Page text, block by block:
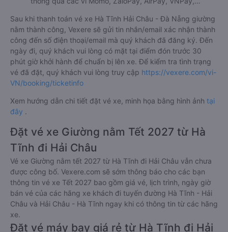
Sau khi thanh toán vé xe Hà Tĩnh Hải Châu - Đà Nẵng giường
nằm thành công, Vexere sẽ gửi tin nhắn/email xác nhận thành
công đến số điện thoại/email mà quý khách đã đăng ký. Đến
ngày đi, quý khách vui lòng có mặt tại điểm đón trước 30
phút giờ khởi hành để chuẩn bị lên xe. Để kiểm tra tình trạng
vé đã đặt, quý khách vui lòng truy cập https://vexere.com/vi-
VN/booking/ticketinfo
Xem hướng dẫn chi tiết đặt vé xe, minh họa bằng hình ảnh tại
đây .
Đặt vé xe Giường nằm Tết 2027 từ Hà
Tĩnh đi Hải Châu
Vé xe Giường nằm tết 2027 từ Hà Tĩnh đi Hải Châu vẫn chưa
được công bố. Vexere.com sẽ sớm thông báo cho các bạn
thông tin vé xe Tết 2027 bao gồm giá vé, lịch trình, ngày giờ
bán vé của các hãng xe khách đi tuyến đường Hà Tĩnh - Hải
Châu và Hải Châu - Hà Tĩnh ngay khi có thông tin từ các hãng
xe.
Đặt vé máy bay giá rẻ từ Hà Tĩnh đi Hải